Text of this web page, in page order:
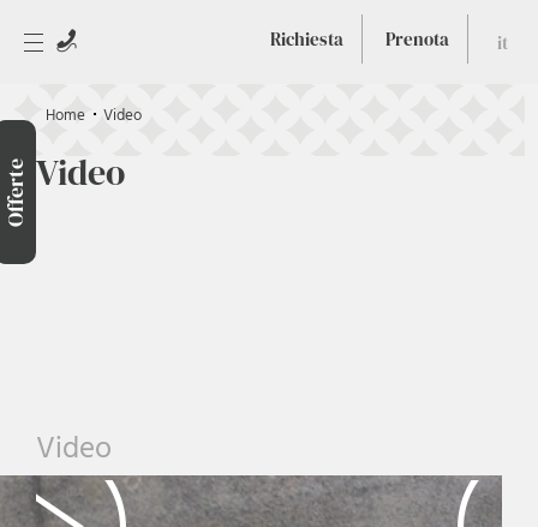
Richiesta Prenota it
Offerte
Home Video
Video
Video